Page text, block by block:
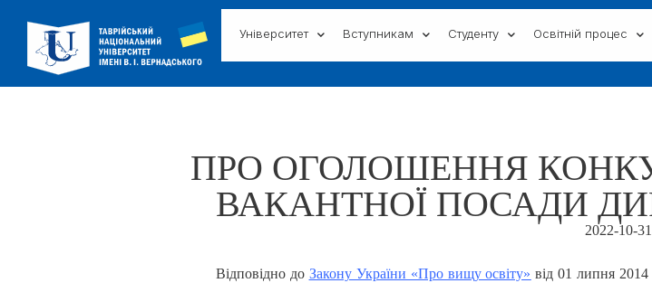
Університет Вступникам Студенту Освітній процес
ПРО ОГОЛОШЕННЯ
ВАКАНТНОЇ ПОСАДИ
2022-10-31
Відповідно до Закону України «Про вищу освіту» від 01 липня